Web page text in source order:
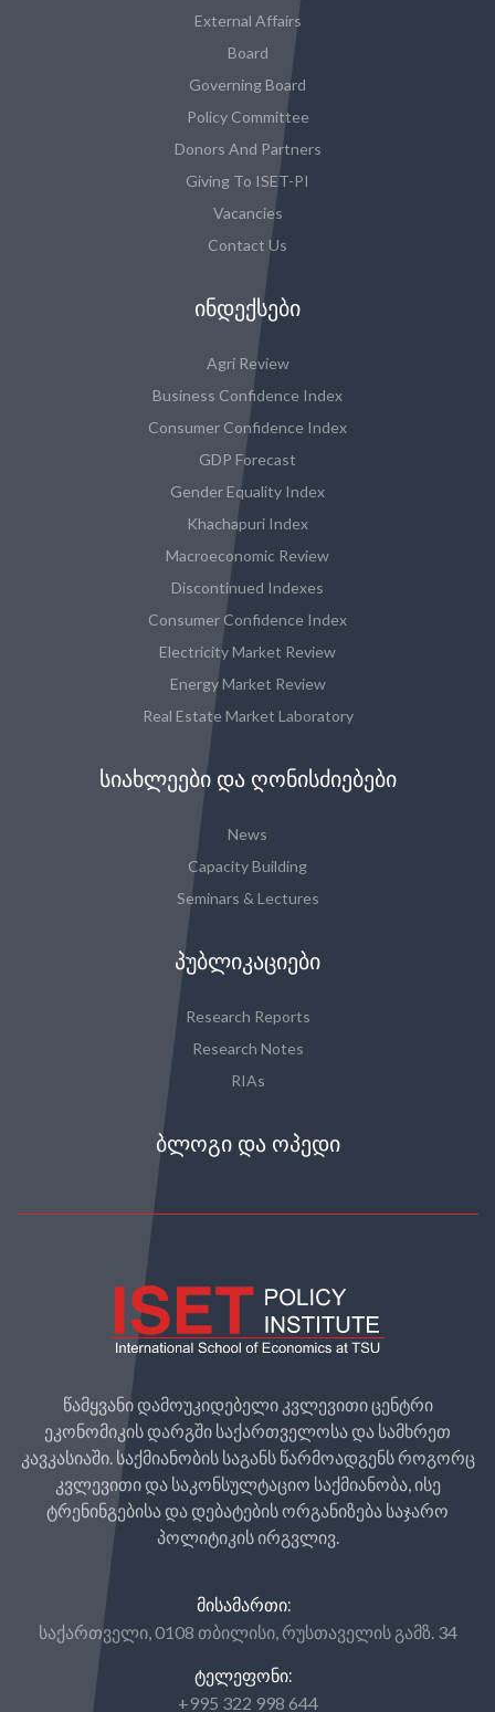
External Affairs
Board
Governing Board
Policy Committee
Donors And Partners
Giving To ISET-PI
Vacancies
Contact Us
ᲘᲜᲓᲔᲥᲡᲔᲑᲘ
Agri Review
Business Confidence Index
Consumer Confidence Index
GDP Forecast
Gender Equality Index
Khachapuri Index
Macroeconomic Review
Discontinued Indexes
Consumer Confidence Index
Electricity Market Review
Energy Market Review
Real Estate Market Laboratory
ᲡᲘᲐᲮᲚᲔᲔᲑᲘ ᲓᲐ ᲦᲝᲜᲘᲡᲫᲘᲔᲑᲔᲑᲘ
News
Capacity Building
Seminars & Lectures
ᲞᲣᲑᲚᲘᲙᲐᲪᲘᲔᲑᲘ
Research Reports
Research Notes
RIAs
ᲑᲚᲝᲒᲘ ᲓᲐ ᲝᲞᲔᲓᲘ
წამყვანი დამოუკიდებელი კვლევითი ცენტრი
ეკონომიკის დარგში საქართველოსა და სამხრეთ
კავკასიაში. საქმიანობის საგანს წარმოადგენს როგორც
კვლევითი და საკონსულტაციო საქმიანობა, ისე
ტრენინგებისა და დებატების ორგანიზება საჯარო
პოლიტიკის ირგვლივ.
ᲛᲘᲡᲐᲛᲐᲠᲗᲘ:
საქართველი, 0108 თბილისი, რუსთაველის გამზ. 34
ᲢᲔᲚᲔᲤᲝᲜᲘ:
+995 322 998 644